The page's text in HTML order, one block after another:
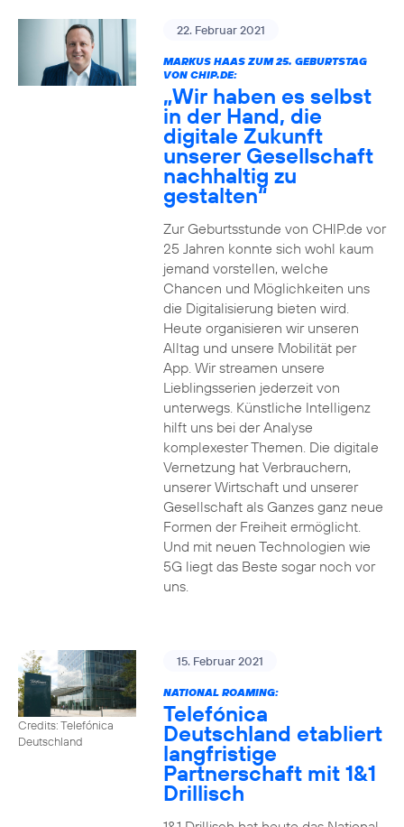
22. Februar 2021
MARKUS HAAS ZUM 25. GEBURTSTAG
VON CHIP.DE:
„Wir haben es selbst
in der Hand, die
digitale Zukunft
unserer Gesellschaft
nachhaltig zu
gestalten“
Zur Geburtsstunde von CHIP.de vor
25 Jahren konnte sich wohl kaum
jemand vorstellen, welche
Chancen und Möglichkeiten uns
die Digitalisierung bieten wird.
Heute organisieren wir unseren
Alltag und unsere Mobilität per
App. Wir streamen unsere
Lieblingsserien jederzeit von
unterwegs. Künstliche Intelligenz
hilft uns bei der Analyse
komplexester Themen. Die digitale
Vernetzung hat Verbrauchern,
unserer Wirtschaft und unserer
Gesellschaft als Ganzes ganz neue
Formen der Freiheit ermöglicht.
Und mit neuen Technologien wie
5G liegt das Beste sogar noch vor
uns.
Credits: Telefónica
Deutschland
15. Februar 2021
NATIONAL ROAMING:
Telefónica
Deutschland etabliert
langfristige
Partnerschaft mit 1&1
Drillisch